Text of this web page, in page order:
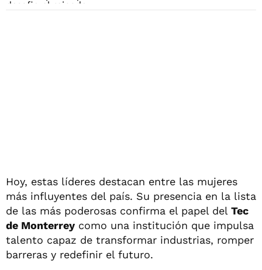
Hoy, estas líderes destacan entre las mujeres
más influyentes del país. Su presencia en la lista
de las más poderosas confirma el papel del Tec
de Monterrey como una institución que impulsa
talento capaz de transformar industrias, romper
barreras y redefinir el futuro.